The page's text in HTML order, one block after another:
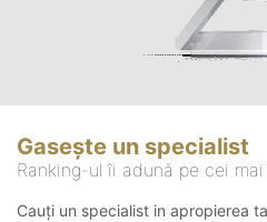
Gasește un specialist
Ranking-ul îi adună pe cei
Cauți un specialist in apropierea